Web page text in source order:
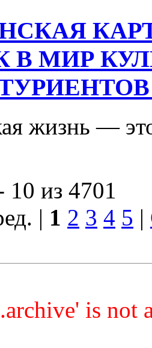
В МИР
жизнь —
10 из 4701
| 1 2 3 4 5 |
is not